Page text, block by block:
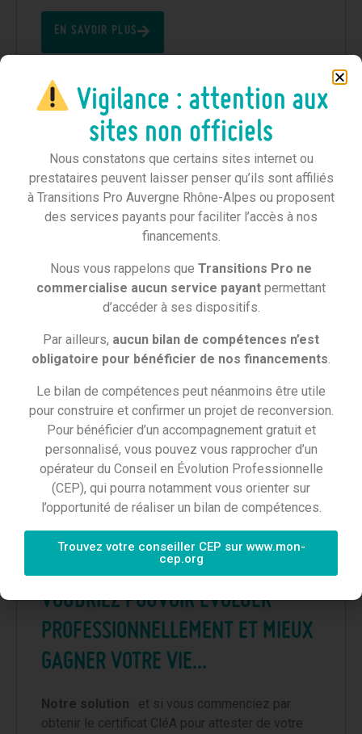
EN SAVOIR PLUS
VOUS VOULEZ QUITTER VOTRE
EMPLOI DE MANIÈRE SÉCURISÉE
POUR MONTER VOTRE ENTREPRISE
Notre solution : le dispositif démissionnaire
vous permet de toucher les allocations chômage
et/ou de préparer votre projet de création ou de
reprise d’entreprise.
VOUS N’AVEZ PAS DE
QUALIFICATION MAIS VOUS
VOUDRIEZ POUVOIR ÉVOLUER
PROFESSIONNELLEMENT ET MIEUX
GAGNER VOTRE VIE...
Notre solution : et si vous commenciez par
obtenir le certificat CléA pour attester de votre
Vigilance : attention aux
sites non officiels
Nous constatons que certains sites internet ou
prestataires peuvent laisser penser qu’ils sont affiliés
à Transitions Pro Auvergne Rhône-Alpes ou proposent
des services payants pour faciliter l’accès à nos
financements.
Nous vous rappelons que Transitions Pro ne
commercialise aucun service payant permettant
d’accéder à ses dispositifs.
Par ailleurs, aucun bilan de compétences n’est
obligatoire pour bénéficier de nos financements
Le bilan de compétences peut néanmoins être utile
pour construire et confirmer un projet de reconversion.
Pour bénéficier d’un accompagnement gratuit et
personnalisé, vous pouvez vous rapprocher d’un
opérateur du Conseil en Évolution Professionnelle
(CEP), qui pourra notamment vous orienter sur
l’opportunité de réaliser un bilan de compétences.
Trouvez votre conseiller CEP sur www.mon-
cep.org